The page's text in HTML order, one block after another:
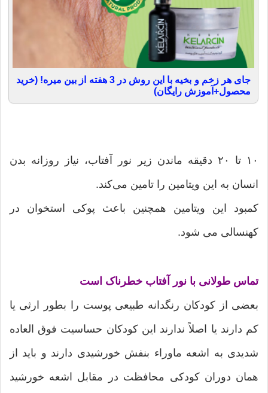
جای هر زخم و بخیه با این روش در 3 هفته از بین میره! (خرید
محصول+آموزش رایگان)
۱۰ تا ۲۰ دقیقه ماندن زیر نور آفتاب، نیاز روزانه بدن
انسان به این ویتامین را تامین می‌کند.
کمبود این ویتامین همچنین باعث پوکی استخوان در
کهنسالی می‌ شود.
تماس طولانی با نور آفتاب خطرناک است
بعضی از کودکان رنگدانه طبیعی پوست را بطور ارثی یا
کم دارند یا اصلاً ندارند این کودکان حساسیت فوق العاده
شدیدی به اشعه ماوراء بنفش خورشیدی دارند و باید از
همان دوران کودکی محافظت در مقابل اشعه خورشید